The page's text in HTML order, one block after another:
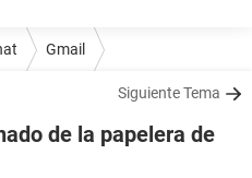
Gmail
Siguiente Tema
de la papelera de